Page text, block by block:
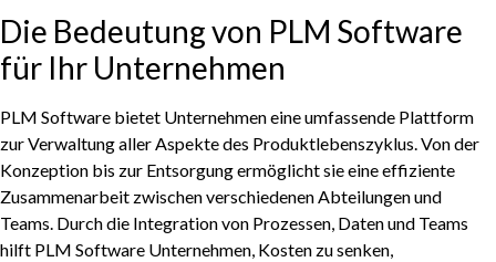
Die Bedeutung von PLM Software
für Ihr Unternehmen
PLM Software bietet Unternehmen eine umfassende Plattform
zur Verwaltung aller Aspekte des Produktlebenszyklus. Von der
Konzeption bis zur Entsorgung ermöglicht sie eine effiziente
Zusammenarbeit zwischen verschiedenen Abteilungen und
Teams. Durch die Integration von Prozessen, Daten und Teams
hilft PLM Software Unternehmen, Kosten zu senken,